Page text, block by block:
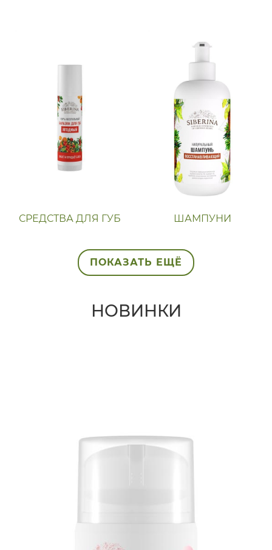
СРЕДСТВА ДЛЯ ГУБ ШАМПУНИ
ПОКАЗАТЬ ЕЩЁ
НОВИНКИ